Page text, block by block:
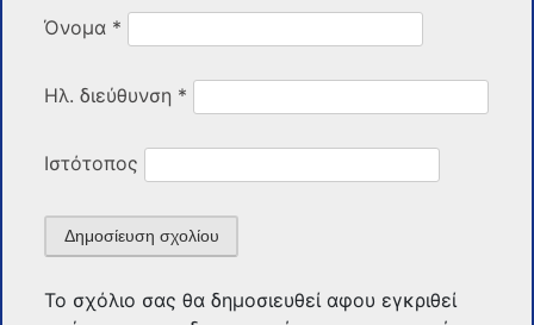
Όνομα *
Ηλ. διεύθυνση *
Ιστότοπος
Το σχόλιο σας θα δημοσιευθεί αφου εγκριθεί